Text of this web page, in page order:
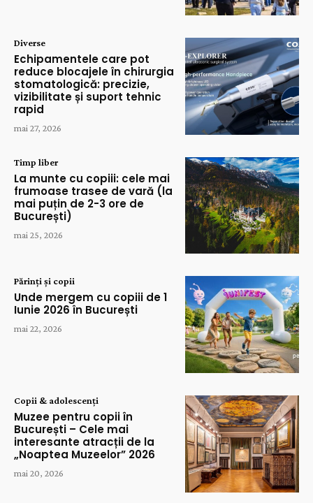
Diverse
Echipamentele care pot
reduce blocajele în chirurgia
stomatologică: precizie,
vizibilitate și suport tehnic
rapid
mai 27, 2026
Timp liber
La munte cu copiii: cele mai
frumoase trasee de vară (la
mai puțin de 2-3 ore de
București)
mai 25, 2026
Părinți și copii
Unde mergem cu copiii de 1
Iunie 2026 în București
mai 22, 2026
Copii & adolescenți
Muzee pentru copii în
București – Cele mai
interesante atracții de la
„Noaptea Muzeelor” 2026
mai 20, 2026